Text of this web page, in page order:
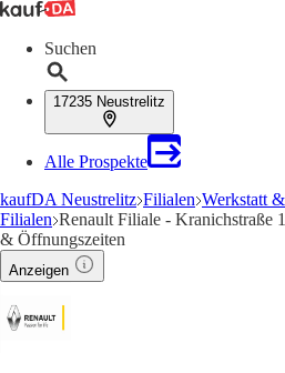
Suchen
17235 Neustrelitz
Alle Prospekte
kaufDA Neustrelitz Filialen Werkstatt
Filialen Renault Filiale - Kranichstraße
& Öffnungszeiten
Anzeigen